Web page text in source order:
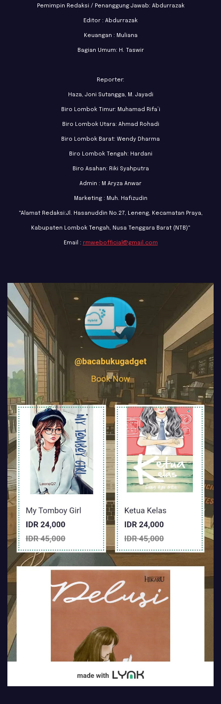
Pemimpin Redaksi / Penanggung Jawab: Abdurrazak
Editor : Abdurrazak
Keuangan : Muliana
Bagian Umum: H. Taswir
Reporter:
Haza, Joni Sutangga, M. Jayadi
Biro Lombok Timur: Muhamad Rifa’i
Biro Lombok Utara: Ahmad Rohadi
Biro Lombok Barat: Wendy Dharma
Biro Lombok Tengah: Hardani
Biro Asahan: Riki Syahputra
Admin : M Aryza Anwar
Marketing : Muh. Hafizudin
"Alamat Redaksi:Jl. Hasanuddin No.27, Leneng, Kecamatan Praya,
Kabupaten Lombok Tengah, Nusa Tenggara Barat (NTB)"
Email : rmwebofficial@gmail.com